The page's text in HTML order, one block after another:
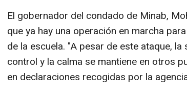
El gobernador del condado de Minab,
que ya hay una operación en marcha
de la escuela. "A pesar de este ataque,
control y la calma se mantiene en otros
en declaraciones recogidas por la